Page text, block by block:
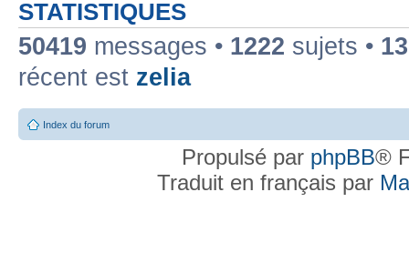
STATISTIQUES
50419 messages • 1222 sujets •
récent est zelia
Index du forum
Propulsé par phpBB®
Traduit en français par